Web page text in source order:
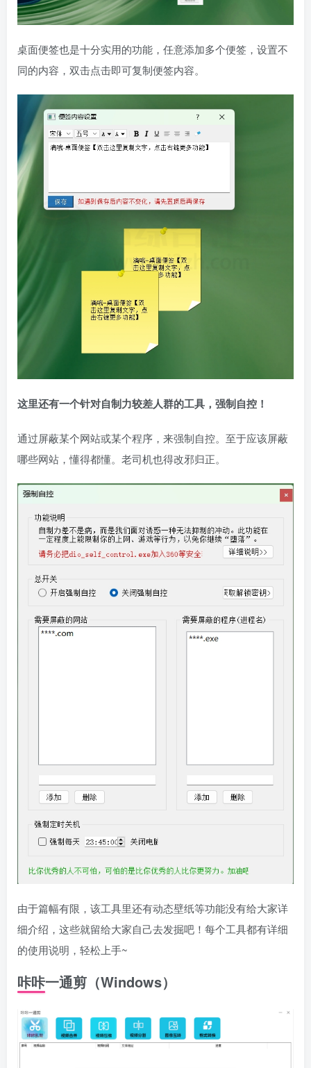
桌面便签也是十分实用的功能，任意添加多个便签，设置不
同的内容，双击点击即可复制便签内容。‍
这里还有一个针对自制力较差人群的工具，强制自控！
通过屏蔽某个网站或某个程序，来强制自控。至于应该屏蔽
哪些网站，懂得都懂。老司机也得改邪归正。
由于篇幅有限，该工具里还有动态壁纸等功能没有给大家详
细介绍，这些就留给大家自己去发掘吧！每个工具都有详细
的使用说明，轻松上手~
咔咔一通剪 （Windows）